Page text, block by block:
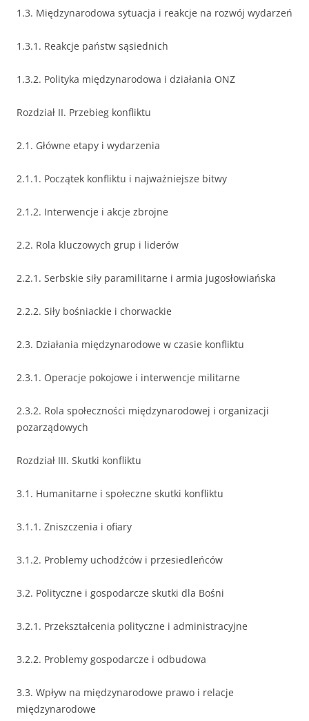
1.3. Międzynarodowa sytuacja i reakcje na rozwój wydarzeń
1.3.1. Reakcje państw sąsiednich
1.3.2. Polityka międzynarodowa i działania ONZ
Rozdział II. Przebieg konfliktu
2.1. Główne etapy i wydarzenia
2.1.1. Początek konfliktu i najważniejsze bitwy
2.1.2. Interwencje i akcje zbrojne
2.2. Rola kluczowych grup i liderów
2.2.1. Serbskie siły paramilitarne i armia jugosłowiańska
2.2.2. Siły bośniackie i chorwackie
2.3. Działania międzynarodowe w czasie konfliktu
2.3.1. Operacje pokojowe i interwencje militarne
2.3.2. Rola społeczności międzynarodowej i organizacji
pozarządowych
Rozdział III. Skutki konfliktu
3.1. Humanitarne i społeczne skutki konfliktu
3.1.1. Zniszczenia i ofiary
3.1.2. Problemy uchodźców i przesiedleńców
3.2. Polityczne i gospodarcze skutki dla Bośni
3.2.1. Przekształcenia polityczne i administracyjne
3.2.2. Problemy gospodarcze i odbudowa
3.3. Wpływ na międzynarodowe prawo i relacje
międzynarodowe